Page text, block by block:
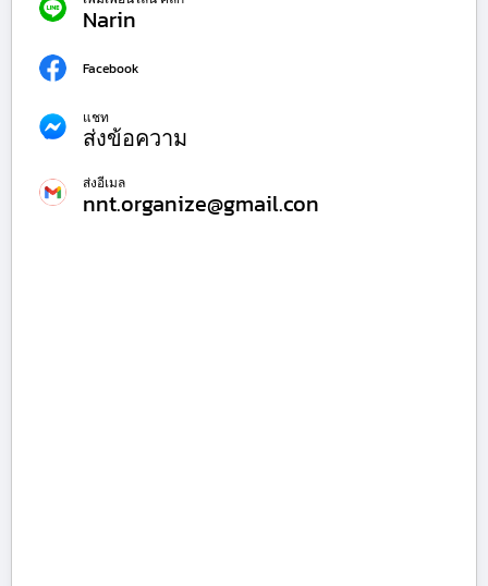
Narin
Facebook
แชท
ส่งข้อความ
ส่งอีเมล
nnt.organize@gmail.con